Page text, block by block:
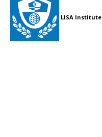
LISA Institute